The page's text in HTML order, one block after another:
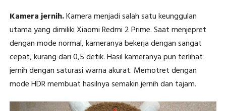
Kamera jernih.Kamera menjadi salah satu keunggulan
utama yang dimiliki Xiaomi Redmi 2 Prime. Saat menjepret
dengan mode normal, kameranya bekerja dengan sangat
cepat, kurang dari 0,5 detik. Hasil kameranya pun terlihat
jernih dengan saturasi warna akurat. Memotret dengan
mode HDR membuat hasilnya semakin jernih dan tajam.